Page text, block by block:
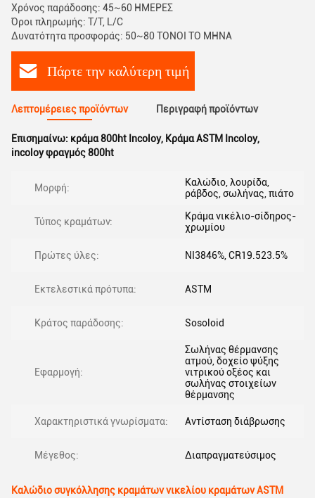
Χρόνος παράδοσης: 45~60 ΗΜΕΡΕΣ
Όροι πληρωμής: T/T, L/C
Δυνατότητα προσφοράς: 50~80 ΤΟΝΟΙ ΤΟ ΜΗΝΑ
Πάρτε την καλύτερη τιμή
Λεπτομέρειες προϊόντων Περιγραφή προϊόντων
Επισημαίνω: κράμα 800ht Incoloy, Κράμα ASTM Incoloy,
incoloy φραγμός 800ht
Μορφή:
Καλώδιο, λουρίδα,
ράβδος, σωλήνας, πιάτο
Τύπος κραμάτων:
Κράμα νικέλιο-σίδηρος-
χρωμίου
Πρώτες ύλες: NI3846%, CR19.523.5%
Εκτελεστικά πρότυπα: ASTM
Κράτος παράδοσης: Sosoloid
Εφαρμογή:
Σωλήνας θέρμανσης
ατμού, δοχείο ψύξης
νιτρικού οξέος και
σωλήνας στοιχείων
θέρμανσης
Χαρακτηριστικά γνωρίσματα: Αντίσταση διάβρωσης
Μέγεθος: Διαπραγματεύσιμος
Καλώδιο συγκόλλησης κραμάτων νικελίου κραμάτων ASTM